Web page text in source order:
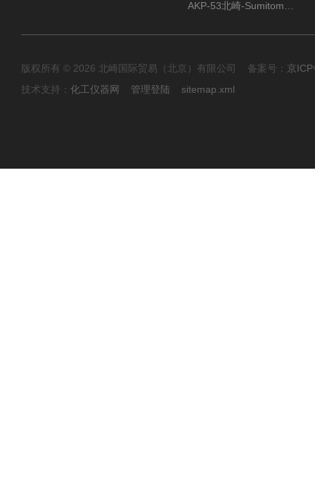
版权所有 © 2026 北崎国际贸易（北京）有限公司 备案号： 京
技术支持： 化工仪器网 管理登陆 sitemap.xml